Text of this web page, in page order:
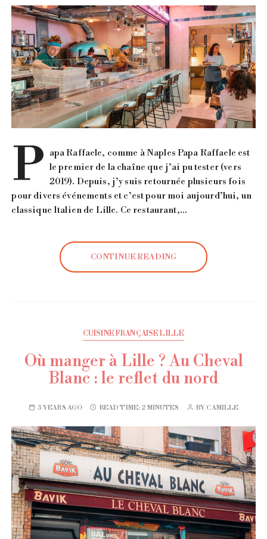
P apa Raffaele, comme à Naples Papa Raffaele est
le premier de la chaîne que j’ai pu tester (vers
2019). Depuis, j’y suis retournée plusieurs fois
pour divers événements et c’est pour moi aujourd’hui, un
classique Italien de Lille. Ce restaurant,…
CONTINUE READING
CUISINE FRANÇAISE LILLE
Où manger à Lille ? Au Cheval
Blanc : le reflet du nord
3 YEARS AGO READ TIME: 2 MINUTES BY CAMILLE